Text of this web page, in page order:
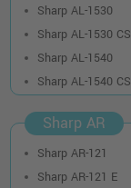
Sharp AL-1530
Sharp AL-1530 CS
Sharp AL-1540
Sharp AL-1540 CS
Sharp AR
Sharp AR-121
Sharp AR-121 E